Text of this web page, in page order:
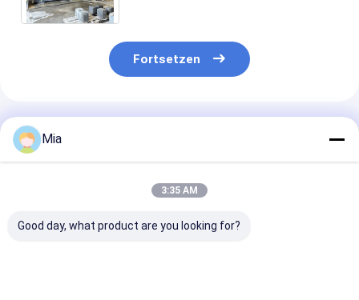
Fortsetzen
Empfohlene Produkte
Mia
3:35 AM
Good day, what product are you looking for?